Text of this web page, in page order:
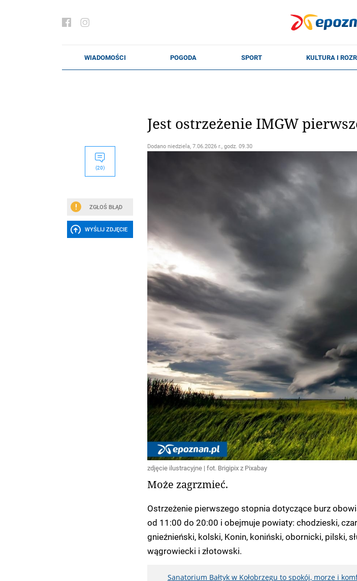
(20)
ZGŁOŚ BŁĄD
WYŚLIJ ZDJĘCIE
Jest ostrzeżenie IMGW
Dodano niedziela, 7.06.2026 r., godz. 09.30
zdjęcie ilustracyjne | fot. Brigipix z Pixabay
Może zagrzmieć.
Ostrzeżenie pierwszego stopnia dotyczące burz
od 11:00 do 20:00 i obejmuje powiaty: chodzieski,
gnieźnieński, kolski, Konin, koniński, obornicki, pilski,
wągrowiecki i złotowski.
Sanatorium Bałtyk w Kołobrzegu to spokój, morze i